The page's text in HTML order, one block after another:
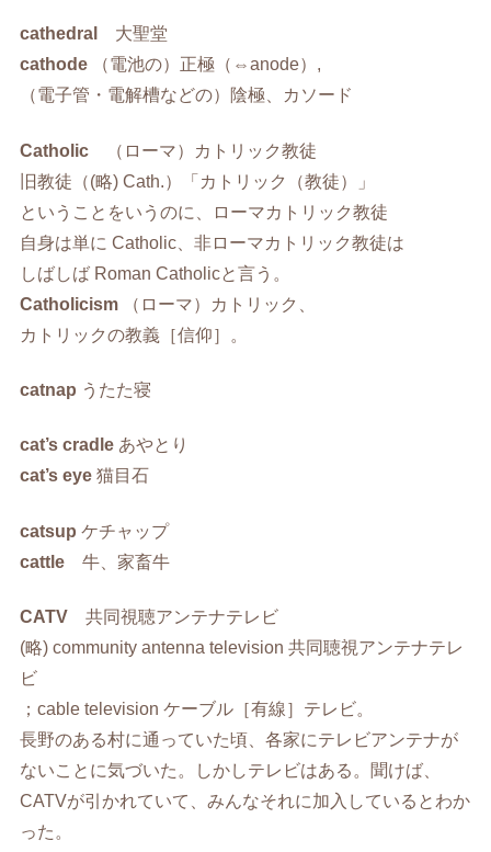
cathedral
大聖堂
cathode （電池の）正極（⇔anode）,
（電子管・電解槽などの）陰極、カソード
Catholic （ローマ）カトリック教徒
旧教徒（(略) Cath.）「カトリック（教徒）」
ということをいうのに、ローマカトリック教徒
自身は単に Catholic、非ローマカトリック教徒は
しばしば Roman Catholicと言う。
Catholicism （ローマ）カトリック、
カトリックの教義［信仰］。
catnap うたた寝
cat’s cradle あやとり
cat’s eye 猫目石
catsup ケチャップ
cattle 牛、家畜牛
CATV 共同視聴アンテナテレビ
(略) community antenna television 共同聴視アンテナテレ
ビ
；cable television ケーブル［有線］テレビ。
長野のある村に通っていた頃、各家にテレビアンテナが
ないことに気づいた。しかしテレビはある。聞けば、
CATVが引かれていて、みんなそれに加入しているとわか
った。